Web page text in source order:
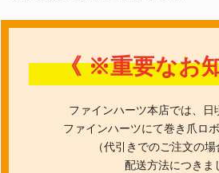
《 ※重要なお
ファインハーツ本店では、日
ファインハーツにて巻き爪ロ
（代引きでのご注文の
配送方法につきま